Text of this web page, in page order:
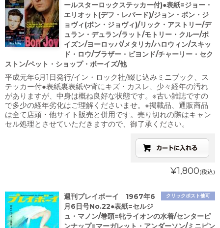
ールスターロックステッカー付)●表紙=ジョー・
エリオット(デフ・レパード)/ジョン・ボン・ジ
ョヴィ(ボン・ジョヴィ)/リック・アストリー/デ
ュラン・デュラン/ラット/モトリー・クルー/ポ
イズン/ヨーロッパ/メタリカ/ハロウィン/スキッ
ド・ロウ/ブラザー・ビヨンド/チャーリー・セク
ストン/ペット・ショップ・ボーイズ/他
平成元年6月1日発行/イン・ロック社/綴じ込みミニブック、ス
テッカー付●表紙裏表紙や背にキズ・カスレ、少々経年の汚れ
がありますが、中身は概ね良好な状態です。※古い雑誌ですの
で多少の経年劣化はご理解くださいませ。※掲載品、通販商品
は全て店頭・他サイト販売と併用です。売り切れの際はキャン
セル処理とさせていただきますので、御了承ください。
¥1,800(税込)
クリックポスト他可
週刊プレイボーイ 1967年6
月6日号No.22●表紙=セルジ
ュ・マノン/巻頭=牝ライオンの水着/センターピ
ンナップ=マーガレット・アンダーソン/ミニピン